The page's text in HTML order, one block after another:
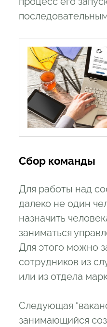
Сбор команды
Для работы над
далеко не один
назначить
заниматься
Для этого можно
сотрудников из
или из отдела
Следующая
занимающийся